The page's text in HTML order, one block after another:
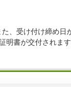
、受け付け締め日
明書が交付されます